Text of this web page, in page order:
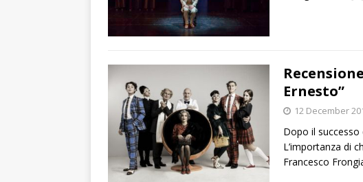
Ernesto”
12 December
Dopo il
L’importanza di
Francesco